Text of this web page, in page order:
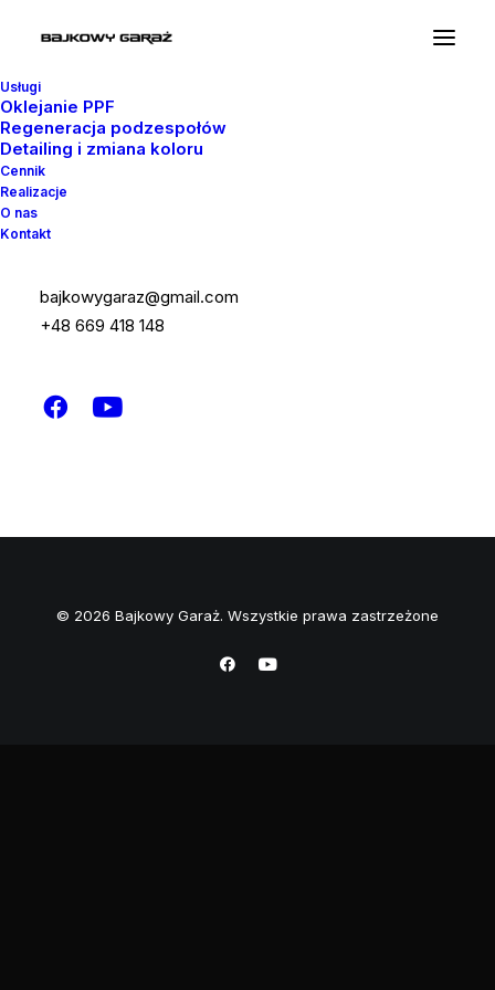
Usługi
Oklejanie PPF
Regeneracja podzespołów
Detailing i zmiana koloru
Cennik
Realizacje
O nas
Kontakt
bajkowygaraz@gmail.com
+48 669 418 148
You may be interested in…
© 2026 Bajkowy Garaż. Wszystkie prawa zastrzeżone